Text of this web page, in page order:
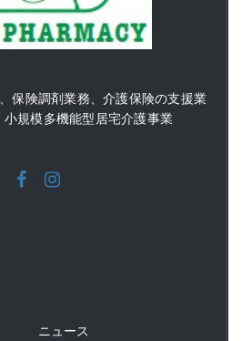
保険調剤業務、介護保険の支援業
規模多機能型居宅介護事業
ニュース